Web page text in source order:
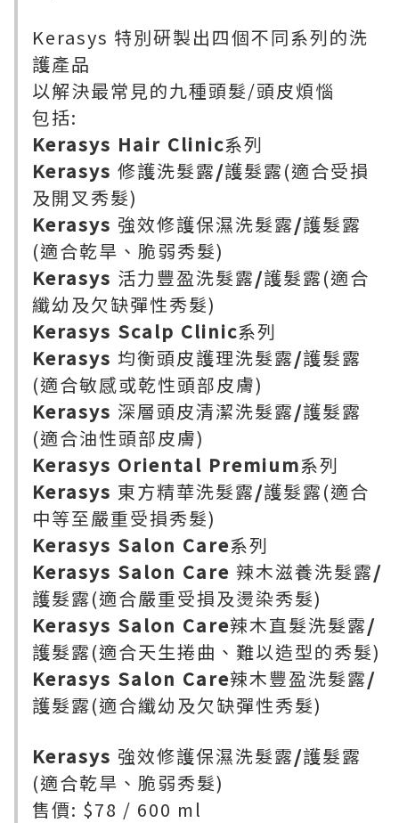
Kerasys 特別硏製出四個不同系列的洗
護產品
以解決最常見的九種頭髮/頭皮煩惱
包括:
Kerasys Hair Clinic系列
Kerasys 修護洗髮露/護髮露(適合受損
及開叉秀髮)
Kerasys 強效修護保濕洗髮露/護髮露
(適合乾旱、脆弱秀髮)
Kerasys 活力豐盈洗髮露/護髮露(適合
纖幼及欠缺彈性秀髮)
Kerasys Scalp Clinic系列
Kerasys 均衡頭皮護理洗髮露/護髮露
(適合敏感或乾性頭部皮膚)
Kerasys 深層頭皮清潔洗髮露/護髮露
(適合油性頭部皮膚)
Kerasys Oriental Premium系列
Kerasys 東方精華洗髮露/護髮露(適合
中等至嚴重受損秀髮)
Kerasys Salon Care系列
Kerasys Salon Care 辣木滋養洗髮露/
護髮露(適合嚴重受損及燙染秀髮)
Kerasys Salon Care辣木直髮洗髮露/
護髮露(適合天生捲曲、難以造型的秀髮)
Kerasys Salon Care辣木豐盈洗髮露/
護髮露(適合纖幼及欠缺彈性秀髮)
Kerasys 強效修護保濕洗髮露/護髮露
(適合乾旱、脆弱秀髮)
售價: $78 / 600 ml